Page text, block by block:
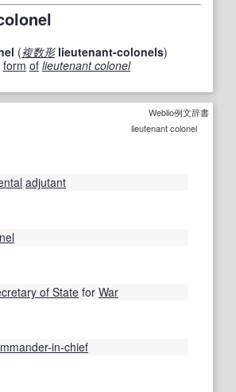
(複数形 lieutenant-colonels)
form of lieutenant colonel
Weblio例文辞書
lieutenant colonel
adjutant
of State for War
in-chief